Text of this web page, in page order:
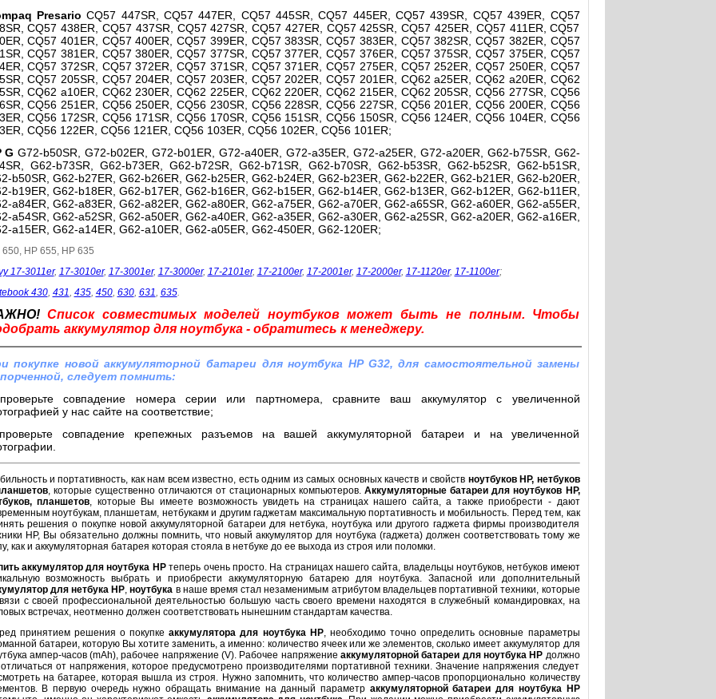
PresarioCQ57 447SR, CQ57 447ER, CQ57 445SR, CQ57 445ER, CQ57 439SR, CQ57 439ER, CQ57
CQ57 438ER, CQ57 437SR, CQ57 427SR, CQ57 427ER, CQ57 425SR, CQ57 425ER, CQ57 411ER, CQ57
CQ57 401ER, CQ57 400ER, CQ57 399ER, CQ57 383SR, CQ57 383ER, CQ57 382SR, CQ57 382ER, CQ57
CQ57 381ER, CQ57 380ER, CQ57 377SR, CQ57 377ER, CQ57 376ER, CQ57 375SR, CQ57 375ER, CQ57
CQ57 372SR, CQ57 372ER, CQ57 371SR, CQ57 371ER, CQ57 275ER, CQ57 252ER, CQ57 250ER, CQ57
CQ57 205SR, CQ57 204ER, CQ57 203ER, CQ57 202ER, CQ57 201ER, CQ62 a25ER, CQ62 a20ER, CQ62
CQ62 a10ER, CQ62 230ER, CQ62 225ER, CQ62 220ER, CQ62 215ER, CQ62 205SR, CQ56 277SR, CQ56
CQ56 251ER, CQ56 250ER, CQ56 230SR, CQ56 228SR, CQ56 227SR, CQ56 201ER, CQ56 200ER, CQ56
CQ56 172SR, CQ56 171SR, CQ56 170SR, CQ56 151SR, CQ56 150SR, CQ56 124ER, CQ56 104ER, CQ56
CQ56 122ER, CQ56 121ER, CQ56 103ER, CQ56 102ER, CQ56 101ER;
GG72-b50SR, G72-b02ER, G72-b01ER, G72-a40ER, G72-a35ER, G72-a25ER, G72-a20ER, G62-b75SR, G62-
G62-b73SR, G62-b73ER, G62-b72SR, G62-b71SR, G62-b70SR, G62-b53SR, G62-b52SR, G62-b51SR,
b50SR, G62-b27ER, G62-b26ER, G62-b25ER, G62-b24ER, G62-b23ER, G62-b22ER, G62-b21ER, G62-b20ER,
b19ER, G62-b18ER, G62-b17ER, G62-b16ER, G62-b15ER, G62-b14ER, G62-b13ER, G62-b12ER, G62-b11ER,
a84ER, G62-a83ER, G62-a82ER, G62-a80ER, G62-a75ER, G62-a70ER, G62-a65SR, G62-a60ER, G62-a55ER,
a54SR, G62-a52SR, G62-a50ER, G62-a40ER, G62-a35ER, G62-a30ER, G62-a25SR, G62-a20ER, G62-a16ER,
a15ER, G62-a14ER, G62-a10ER, G62-a05ER, G62-450ER, G62-120ER;
650, HP 655, HP 635
17-3011er, 17-3010er, 17-3001er, 17-3000er, 17-2101er, 17-2100er, 17-2001er, 17-2000er, 17-1120er, 17-1100er;
430, 431, 435, 450, 630, 631, 635.
Список совместимых моделей ноутбуков может быть не полным. Чтобы
аккумулятор для ноутбука - обратитесь к менеджеру.
покупке новой аккумуляторной батареи для ноутбука HP G32, для самостоятельной замены
следует помнить:
совпадение номера серии или партномера, сравните ваш аккумулятор с увеличенной
у нас сайте на соответствие;
совпадение крепежных разъемов на вашей аккумуляторной батареи и на увеличенной
и портативность, как нам всем известно, есть одним из самых основных качеств и свойств ноутбуков HP, нетбуков
, которые существенно отличаются от стационарных компьютеров.Аккумуляторные батареи для ноутбуков HP,
планшетов, которые Вы имеете возможность увидеть на страницах нашего сайта, а также приобрести - дают
ноутбукам, планшетам, нетбукакм и другим гаджетам максимальную портативность и мобильность. Перед тем, как
решения о покупке новой аккумуляторной батареи для нетбука, ноутбука или другого гаджета фирмы производителя
HP, Вы обязательно должны помнить, что новый аккумулятор для ноутбука (гаджета) должен соответствовать тому же
как и аккумуляторная батарея которая стояла в нетбуке до ее выхода из строя или поломки.
аккумулятор для ноутбука HPтеперь очень просто. На страницах нашего сайта, владельцы ноутбуков, нетбуков имеют
возможность выбрать и приобрести аккумуляторную батарею для ноутбука. Запасной или дополнительный
для нетбука HP,ноутбука в наше время стал незаменимым атрибутом владельцев портативной техники, которые
с своей профессиональной деятельностью большую часть своего времени находятся в служебный командировках, на
встречах, неотменно должен соответствовать нынешним стандартам качества.
принятием решения о покупкеаккумулятора для ноутбука HP, необходимо точно определить основные параметры
батареи, которую Вы хотите заменить, а именно: количество ячеек или же элементов, сколько имеет аккумулятор для
ампер-часов (mAh), рабочее напряжение (V). Рабочее напряжение аккумуляторной батареи для ноутбука HP должно
от напряжения, которое предусмотрено производителями портативной техники. Значение напряжения следует
на батарее, которая вышла из строя. Нужно запомнить, что количество ампер-часов пропорционально количеству
В первую очередь нужно обращать внимание на данный параметр аккумуляторной батареи для ноутбука HP